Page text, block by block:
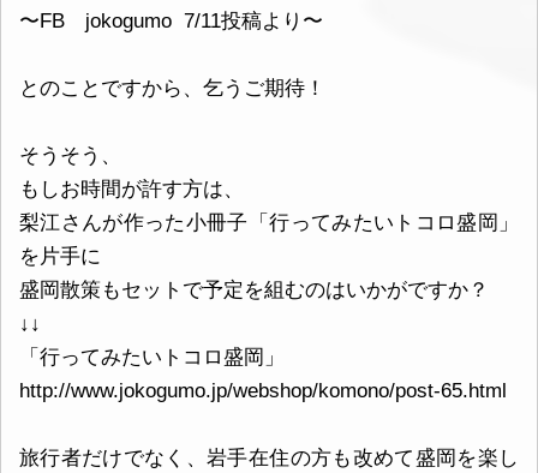
〜FB jokogumo 7/11投稿より〜
とのことですから、乞うご期待！
そうそう、
もしお時間が許す方は、
梨江さんが作った小冊子「行ってみたいトコロ盛岡」
を片手に
盛岡散策もセットで予定を組むのはいかがですか？
↓↓
「行ってみたいトコロ盛岡」
http://www.jokogumo.jp/webshop/komono/post-65.html
旅行者だけでなく、岩手在住の方も改めて盛岡を楽し